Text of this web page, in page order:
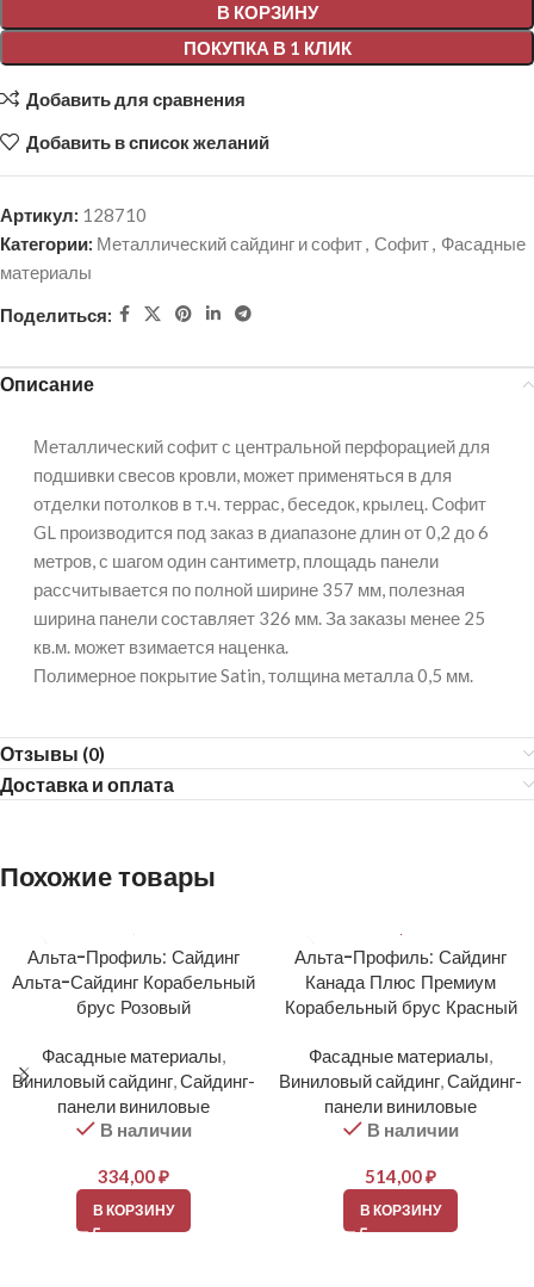
В КОРЗИНУ
ПОКУПКА В 1 КЛИК
Добавить для сравнения
Добавить в список желаний
Артикул: 128710
Категории: Металлический сайдинг и софит, Софит, Фасадные
материалы
Поделиться:
Описание
Металлический софит с центральной перфорацией для
подшивки свесов кровли, может применяться в для
отделки потолков в т.ч. террас, беседок, крылец. Софит
GL производится под заказ в диапазоне длин от 0,2 до 6
метров, с шагом один сантиметр, площадь панели
рассчитывается по полной ширине 357 мм, полезная
ширина панели составляет 326 мм. За заказы менее 25
кв.м. может взимается наценка.
Полимерное покрытие Satin, толщина металла 0,5 мм.
Отзывы (0)
Доставка и оплата
Похожие товары
Альта-Профиль: Сайдинг
Альта-Сайдинг Корабельный
брус Розовый
Фасадные материалы,
Виниловый сайдинг,Сайдинг-
панели виниловые
В наличии
334,00₽
В КОРЗИНУ
Альта-Профиль: Сайдинг
Канада Плюс Премиум
Корабельный брус Красный
Фасадные материалы,
Виниловый сайдинг,Сайдинг-
панели виниловые
В наличии
514,00₽
В КОРЗИНУ